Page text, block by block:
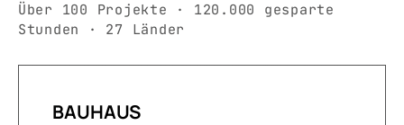
Über 100 Projekte · 120.000 gesparte
Stunden · 27 Länder
BAUHAUS